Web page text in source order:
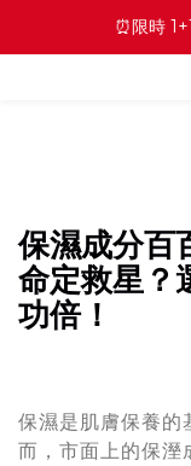
⏰限時
保濕成分百
命定救星？
功倍！
保濕是肌膚保養的
而，市面上的保溼